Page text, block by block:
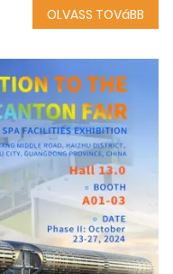
OLVASS TOVáBB